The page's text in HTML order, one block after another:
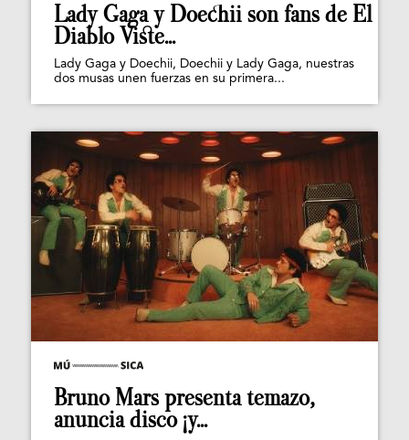
Lady Gaga y Doechii son fans de El
Diablo Viste...
Lady Gaga y Doechii, Doechii y Lady Gaga, nuestras
dos musas unen fuerzas en su primera...
Bruno Mars presenta temazo,
anuncia disco ¡y...